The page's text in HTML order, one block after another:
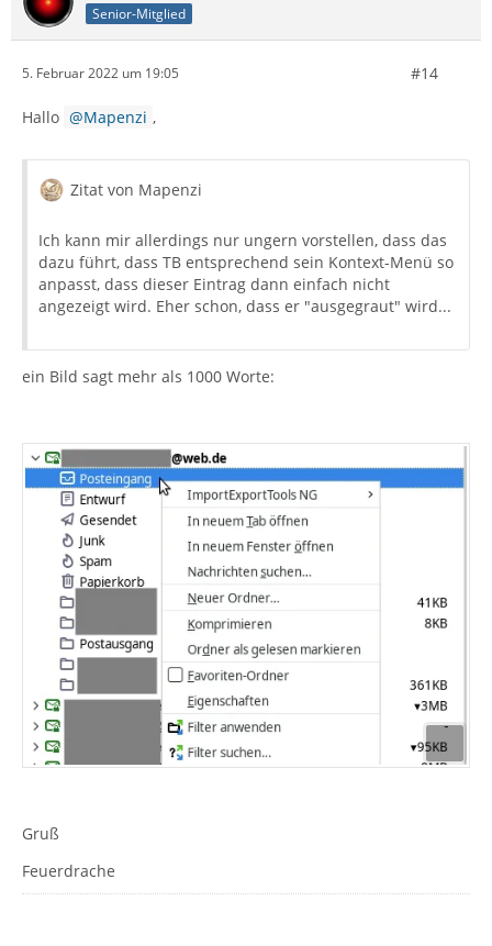
Senior-Mitglied
5. Februar 2022 um 19:05 #14
Hallo Mapenzi ,
Zitat von Mapenzi
Ich kann mir allerdings nur ungern vorstellen, dass das
dazu führt, dass TB entsprechend sein Kontext-Menü so
anpasst, dass dieser Eintrag dann einfach nicht
angezeigt wird. Eher schon, dass er "ausgegraut" wird...
ein Bild sagt mehr als 1000 Worte:
Gruß
Feuerdrache